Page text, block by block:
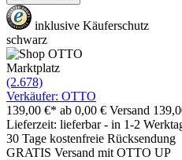
inklusive Käuferschutz
schwarz
Marktplatz
(2.678)
Verkäufer: OTTO
139,00 €* ab 0,00 € Versand
Lieferzeit: lieferbar - in 1-2
30 Tage kostenfreie Rücksendung
GRATIS Versand mit OTTO UP